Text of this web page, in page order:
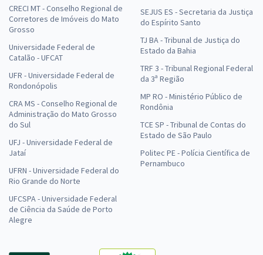
CRECI MT - Conselho Regional de
Corretores de Imóveis do Mato
Grosso
Universidade Federal de
Catalão - UFCAT
UFR - Universidade Federal de
Rondonópolis
CRA MS - Conselho Regional de
Administração do Mato Grosso
do Sul
UFJ - Universidade Federal de
Jataí
UFRN - Universidade Federal do
Rio Grande do Norte
UFCSPA - Universidade Federal
de Ciência da Saúde de Porto
Alegre
SEJUS ES - Secretaria da Justiça
do Espírito Santo
TJ BA - Tribunal de Justiça do
Estado da Bahia
TRF 3 - Tribunal Regional Federal
da 3ª Região
MP RO - Ministério Público de
Rondônia
TCE SP - Tribunal de Contas do
Estado de São Paulo
Politec PE - Polícia Científica de
Pernambuco